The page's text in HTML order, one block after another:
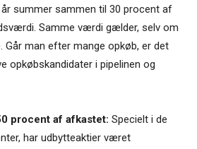
summer sammen til 30 procent af
Samme værdi gælder, selv om
Går man efter mange opkøb, er det
opkøbskandidater i pipelinen og
procent af afkastet: Specielt i de
har udbytteaktier været